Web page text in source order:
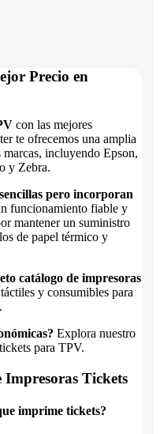
Precio en
con las mejores
te ofrecemos una amplia
incluyendo Epson,
y Zebra.
pero incorporan
funcionamiento fiable y
mantener un suministro
de papel térmico y
catálogo de impresoras
y consumibles para
Explora nuestro
para TPV.
Impresoras Tickets
imprime tickets?